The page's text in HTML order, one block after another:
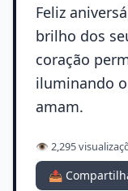
Feliz
brilho dos
coração
iluminando
amam.
👁️ 2,295
📤